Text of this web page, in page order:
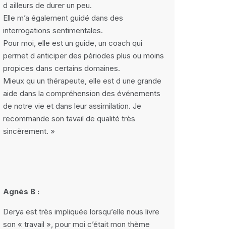
d ailleurs de durer un peu.
Elle m’a également guidé dans des
interrogations sentimentales.
Pour moi, elle est un guide, un coach qui
permet d anticiper des périodes plus ou moins
propices dans certains domaines.
Mieux qu un thérapeute, elle est d une grande
aide dans la compréhension des événements
de notre vie et dans leur assimilation. Je
recommande son tavail de qualité très
sincèrement. »
Agnès B :
Derya est très impliquée lorsqu’elle nous livre
son « travail », pour moi c’était mon thème